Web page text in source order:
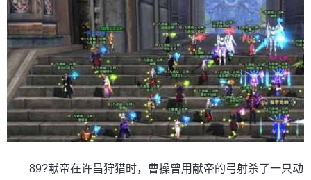
89?献帝在许昌狩猎时，曹操曾用献帝的弓射杀了一只动